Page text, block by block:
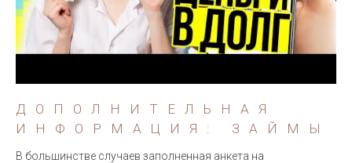
ДОПОЛНИТЕЛЬНАЯ
ИНФОРМАЦИЯ: ЗАЙМЫ
В большинстве случаев заполненная анкета на